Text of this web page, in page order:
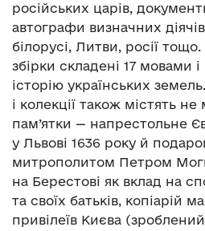
російських царів,
автографи визначних
білорусі, Литви, росії
збірки складені 17 мовами
історію українських
і колекції також містять не
пам’ятки — напрестольне
у Львові 1636 року й
митрополитом Петром
на Берестові як вклад на
та своїх батьків, копіарій
привілеїв Києва (зроблений